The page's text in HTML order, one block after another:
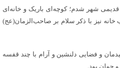
شهر شدم؛ کوچه‌ای باریک و خانه‌ای
نیز با ذکر سلام بر صاحب‌الزمان(عج)
و فضایی دلنشین و آرام با چند قفسه
جوان بود.